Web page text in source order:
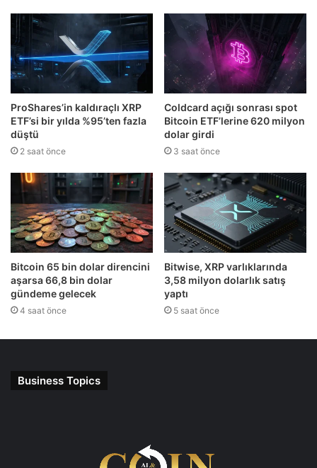
ProShares’in kaldıraçlı XRP
ETF’si bir yılda %95’ten fazla
düştü
2 saat önce
Coldcard açığı sonrası spot
Bitcoin ETF’lerine 620 milyon
dolar girdi
3 saat önce
Bitcoin 65 bin dolar direncini
aşarsa 66,8 bin dolar
gündeme gelecek
4 saat önce
Bitwise, XRP varlıklarında
3,58 milyon dolarlık satış
yaptı
5 saat önce
Business Topics